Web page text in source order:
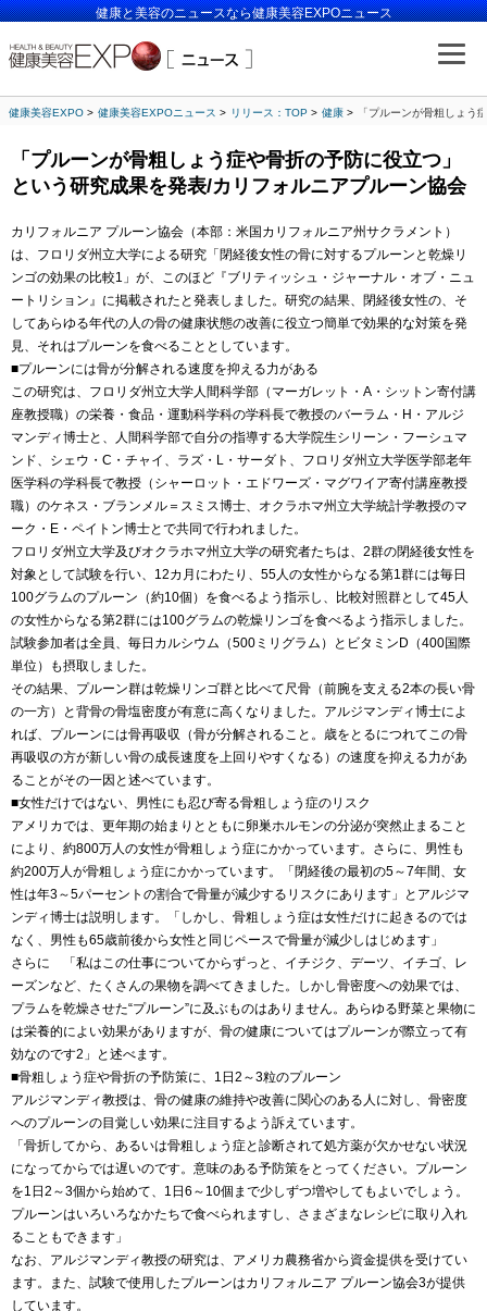
健康と美容のニュースなら健康美容EXPOニュース
健康美容EXPO 健康美容EXPOニュース リリース：TOP 健康 「プルーンが骨粗しょう
「プルーンが骨粗しょう症や骨折の予防に役立つ」
という研究成果を発表/カリフォルニアプルーン協会
カリフォルニア プルーン協会（本部：米国カリフォルニア州サクラメント）
は、フロリダ州立大学による研究「閉経後女性の骨に対するプルーンと乾燥リ
ンゴの効果の比較1」が、このほど『ブリティッシュ・ジャーナル・オブ・ニュ
ートリション』に掲載されたと発表しました。研究の結果、閉経後女性の、そ
してあらゆる年代の人の骨の健康状態の改善に役立つ簡単で効果的な対策を発
見、それはプルーンを食べることとしています。
■プルーンには骨が分解される速度を抑える力がある
この研究は、フロリダ州立大学人間科学部（マーガレット・A・シットン寄付講
座教授職）の栄養・食品・運動科学科の学科長で教授のバーラム・H・アルジ
マンディ博士と、人間科学部で自分の指導する大学院生シリーン・フーシュマ
ンド、シェウ・C・チャイ、ラズ・L・サーダト、フロリダ州立大学医学部老年
医学科の学科長で教授（シャーロット・エドワーズ・マグワイア寄付講座教授
職）のケネス・ブランメル＝スミス博士、オクラホマ州立大学統計学教授のマ
ーク・E・ペイトン博士とで共同で行われました。
フロリダ州立大学及びオクラホマ州立大学の研究者たちは、2群の閉経後女性を
対象として試験を行い、12カ月にわたり、55人の女性からなる第1群には毎日
100グラムのプルーン（約10個）を食べるよう指示し、比較対照群として45人
の女性からなる第2群には100グラムの乾燥リンゴを食べるよう指示しました。
試験参加者は全員、毎日カルシウム（500ミリグラム）とビタミンD（400国際
単位）も摂取しました。
その結果、プルーン群は乾燥リンゴ群と比べて尺骨（前腕を支える2本の長い骨
の一方）と背骨の骨塩密度が有意に高くなりました。アルジマンディ博士によ
れば、プルーンには骨再吸収（骨が分解されること。歳をとるにつれてこの骨
再吸収の方が新しい骨の成長速度を上回りやすくなる）の速度を抑える力があ
ることがその一因と述べています。
■女性だけではない、男性にも忍び寄る骨粗しょう症のリスク
アメリカでは、更年期の始まりとともに卵巣ホルモンの分泌が突然止まること
により、約800万人の女性が骨粗しょう症にかかっています。さらに、男性も
約200万人が骨粗しょう症にかかっています。「閉経後の最初の5～7年間、女
性は年3～5パーセントの割合で骨量が減少するリスクにあります」とアルジマ
ンディ博士は説明します。「しかし、骨粗しょう症は女性だけに起きるのでは
なく、男性も65歳前後から女性と同じペースで骨量が減少しはじめます」
さらに 「私はこの仕事についてからずっと、イチジク、デーツ、イチゴ、レ
ーズンなど、たくさんの果物を調べてきました。しかし骨密度への効果では、
プラムを乾燥させた“プルーン”に及ぶものはありません。あらゆる野菜と果物に
は栄養的によい効果がありますが、骨の健康についてはプルーンが際立って有
効なのです2」と述べます。
■骨粗しょう症や骨折の予防策に、1日2～3粒のプルーン
アルジマンディ教授は、骨の健康の維持や改善に関心のある人に対し、骨密度
へのプルーンの目覚しい効果に注目するよう訴えています。
「骨折してから、あるいは骨粗しょう症と診断されて処方薬が欠かせない状況
になってからでは遅いのです。意味のある予防策をとってください。プルーン
を1日2～3個から始めて、1日6～10個まで少しずつ増やしてもよいでしょう。
プルーンはいろいろなかたちで食べられますし、さまざまなレシピに取り入れ
ることもできます」
なお、アルジマンディ教授の研究は、アメリカ農務省から資金提供を受けてい
ます。また、試験で使用したプルーンはカリフォルニア プルーン協会3が提供
しています。